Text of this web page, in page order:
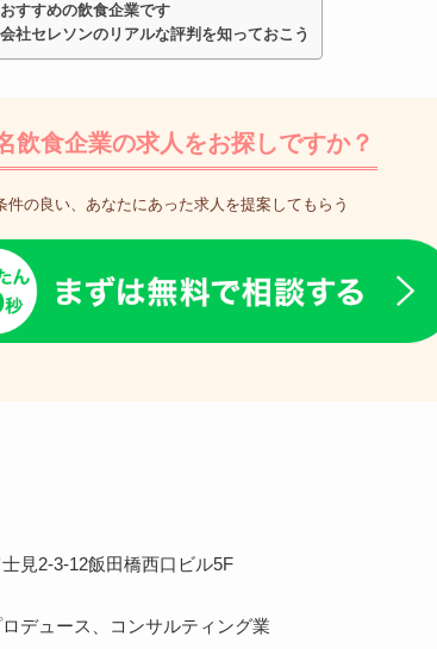
すすめの飲食企業です
社セレソンのリアルな評判を知っておこう
飲食企業の求人をお探しですか？
件の良い、あなたにあった求人を提案してもらう
見2-3-12飯田橋西口ビル5F
デュース、コンサルティング業